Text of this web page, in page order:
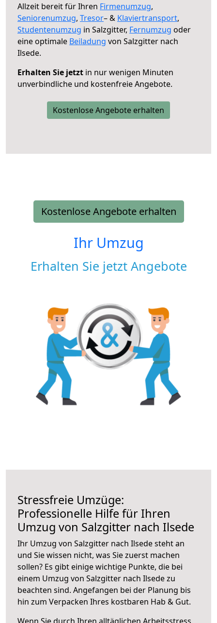
Allzeit bereit für Ihren Firmenumzug,
Seniorenumzug, Tresor– & Klaviertransport,
Studentenumzug in Salzgitter, Fernumzug oder
eine optimale Beiladung von Salzgitter nach
Ilsede.
Erhalten Sie jetzt in nur wenigen Minuten
unverbindliche und kostenfreie Angebote.
Kostenlose Angebote erhalten
Kostenlose Angebote erhalten
Ihr Umzug
Erhalten Sie jetzt Angebote
Stressfreie Umzüge:
Professionelle Hilfe für Ihren
Umzug von Salzgitter nach Ilsede
Ihr Umzug von Salzgitter nach Ilsede steht an
und Sie wissen nicht, was Sie zuerst machen
sollen? Es gibt einige wichtige Punkte, die bei
einem Umzug von Salzgitter nach Ilsede zu
beachten sind. Angefangen bei der Planung bis
hin zum Verpacken Ihres kostbaren Hab & Gut.